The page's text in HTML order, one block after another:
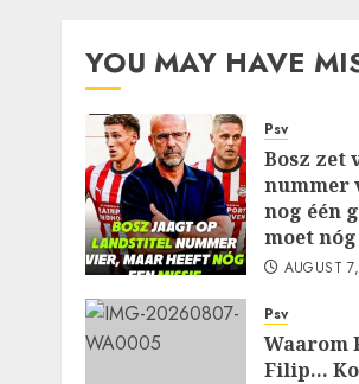
YOU MAY HAVE
Psv
Bosz zet
nummer
nog één
moet
AUGUST
Psv
Waarom
Filip…